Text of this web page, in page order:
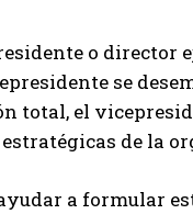
o director
se
total, el
de la
a formular